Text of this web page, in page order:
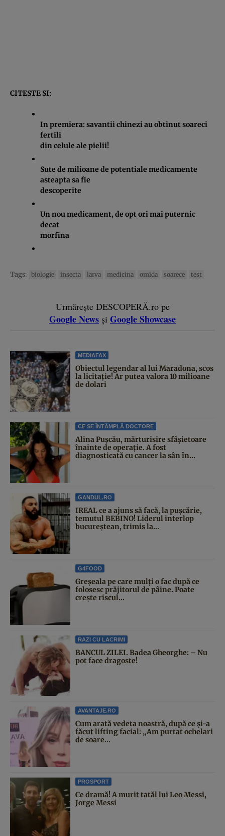
CITESTE SI:
In premiera: savantii chinezi au obtinut soareci
fertili
din celule ale pielii!
Sute de milioane de potentiale medicamente
asteapta sa fie
descoperite
Un nou medicament, de opt ori mai puternic
decat
morfina
Tags: biologie insecta larva medicina omida soarece test
Urmărește DESCOPERĂ.ro pe
Google News și Google Showcase
MEDIAFAX
Obiectul legendar al lui Maradona, scos
la licitație! Ar putea valora 10 milioane
de dolari
CE SE ÎNTÂMPLĂ DOCTORE
Alina Pușcău, mărturisire sfâșietoare
înainte de operație. A fost
diagnosticată cu cancer la sân în...
GANDUL.RO
IREAL ce a ajuns să facă, la pușcărie,
temutul BEBINO! Liderul interlop
bucureștean, trimis la...
G4FOOD
Greșeala pe care mulți o fac după ce
folosesc prăjitorul de pâine. Poate
crește riscul...
RAZI CU LACRIMI
BANCUL ZILEI. Badea Gheorghe: – Nu
pot face dragoste!
AVANTAJE.RO
Cum arată vedeta noastră, după ce și-a
făcut lifting facial: „Am purtat ochelari
de soare...
PROSPORT
Ce dramă! A murit tatăl lui Leo Messi,
Jorge Messi